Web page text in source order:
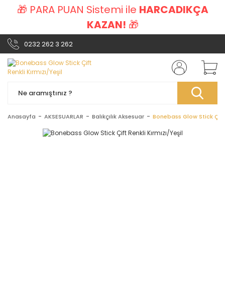
🎁 PARA PUAN Sistemi ile HARCADIKÇA
KAZAN! 🎁
0232 262 3 262
Anasayfa AKSESUARLAR Balıkçılık Aksesuar Bonebass Glow Stick Çift